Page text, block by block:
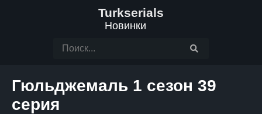
Turkserials
Новинки
Гюльджемаль 1 сезон 39
серия